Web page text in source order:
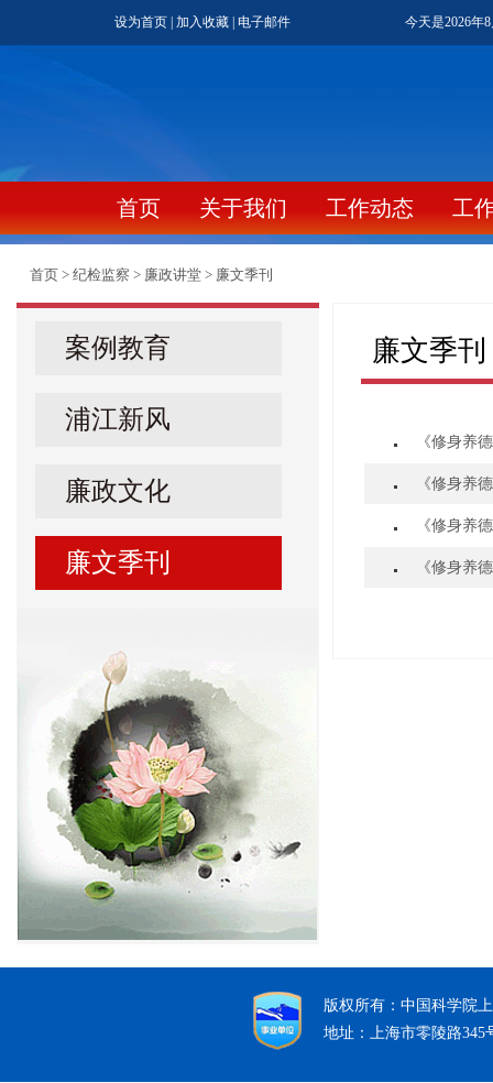
设为首页 加入收藏 电子邮件 今天是2026年
首页 关于我们 工作动态 工
首页 > 纪检监察 > 廉政讲堂 > 廉文季刊
案例教育
浦江新风
廉政文化
廉文季刊
廉文季刊
《修身养
《修身养
《修身养
《修身养
版权所有：中国科学院
地址：上海市零陵路345